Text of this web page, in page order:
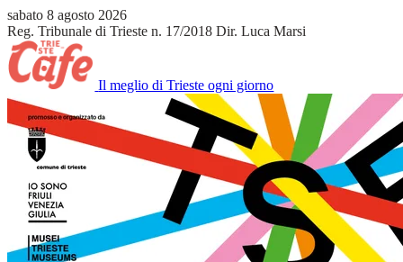
sabato 8 agosto 2026
Reg. Tribunale di Trieste n. 17/2018 Dir. Luca Marsi
Il meglio di Trieste ogni giorno